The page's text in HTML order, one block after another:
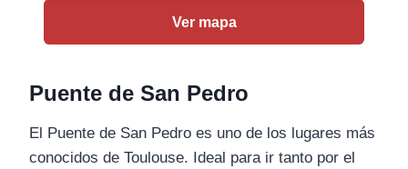
Ver mapa
Puente de San Pedro
El Puente de San Pedro es uno de los lugares más
conocidos de Toulouse. Ideal para ir tanto por el